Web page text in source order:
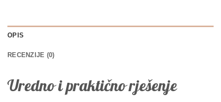
OPIS
RECENZIJE (0)
Uredno i praktično rješenje